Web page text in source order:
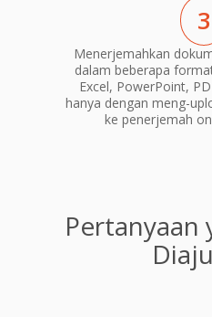
3
Menerjemahkan
dalam beberapa
Excel, PowerPoint,
hanya dengan meng-
ke penerjemah
Pertanyaan